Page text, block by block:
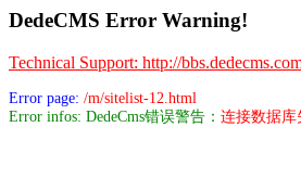
DedeCMS Error Warning!
Technical Support: http://
Error page: /m/sitelist-12.html
Error infos: DedeCms错误警告： 连接数据库